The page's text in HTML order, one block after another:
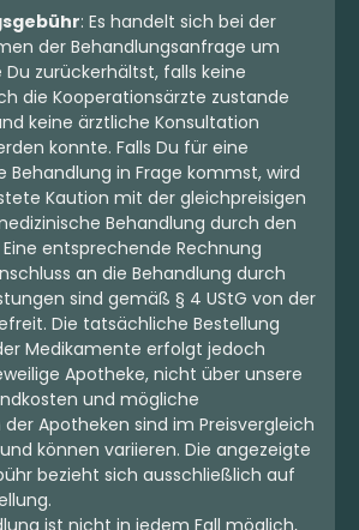
: Es handelt sich bei der
der Behandlungsanfrage um
Du zurückerhältst, falls keine
die Kooperationsärzte zustande
keine ärztliche Konsultation
konnte. Falls Du für eine
Behandlung in Frage kommst, wird
Kaution mit der gleichpreisigen
Behandlung durch den
entsprechende Rechnung
an die Behandlung durch
sind gemäß § 4 UStG von der
Die tatsächliche Bestellung
Medikamente erfolgt jedoch
Apotheke, nicht über unsere
und mögliche
Apotheken sind im Preisvergleich
können variieren. Die angezeigte
bezieht sich ausschließlich auf
ist nicht in jedem Fall möglich,